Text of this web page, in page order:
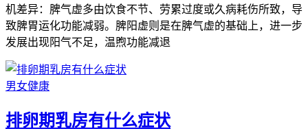
机差异：脾气虚多由饮食不节、劳累过度或久病耗伤所致，导
致脾胃运化功能减弱。脾阳虚则是在脾气虚的基础上，进一步
发展出现阳气不足，温煦功能减退
男女健康
排卵期乳房有什么症状